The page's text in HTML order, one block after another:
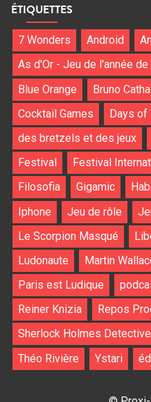
ÉTIQUETTES
7 Wonders Android
As d'Or - Jeu de l'année de
Blue Orange
Bruno
Cocktail Games
Days of
des bretzels et des jeux
Festival
Festival
Filosofia
Gigamic
Iphone
Jeu de rôle
Le Scorpion Masqué
Ludonaute
Martin
Paris est Ludique
Reiner Knizia
Repos
Sherlock Holmes
Théo Rivière
Ystari